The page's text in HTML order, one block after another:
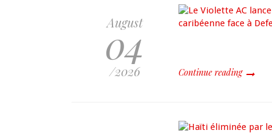
August
04
/2026 Continue reading